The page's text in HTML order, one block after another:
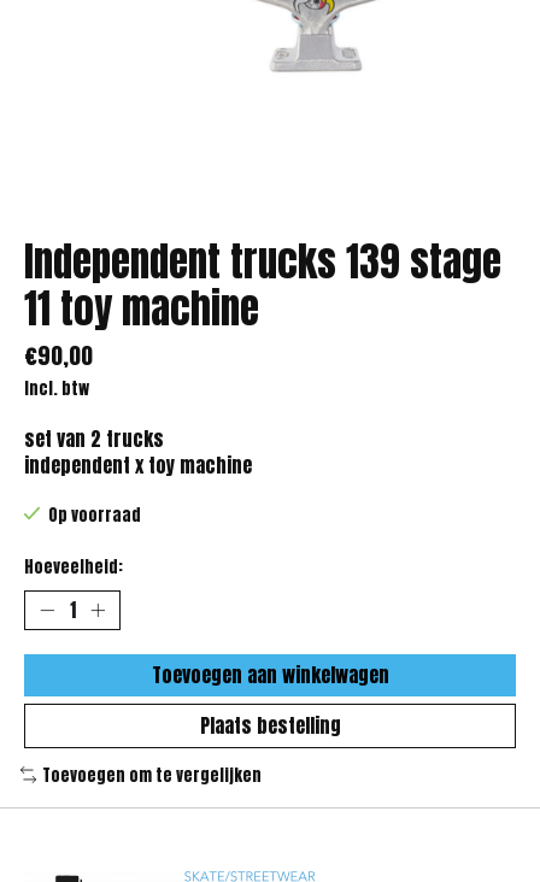
Independent trucks 139 stage
11 toy machine
€90,00
Incl. btw
set van 2 trucks
independent x toy machine
Op voorraad
Hoeveelheid:
Toevoegen aan winkelwagen
Plaats bestelling
Toevoegen om te vergelijken